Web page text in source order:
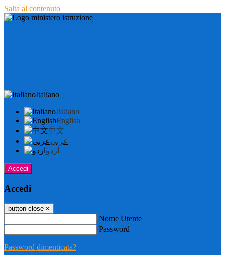
Salta al contenuto
Italiano
Italiano
English
中文
عربى
اردو
Accedi
Accedi
button close ×
Nome Utente
Password
Password dimenticata?